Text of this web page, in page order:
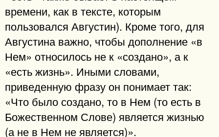
времени, как в тексте, которым
пользовался Августин). Кроме того, для
Августина важно, чтобы дополнение «в
Нем» относилось не к «создано», а к
«есть жизнь». Иными словами,
приведенную фразу он понимает так:
«Что было создано, то в Нем (то есть в
Божественном Слове) является жизнью
(а не в Нем не является)».